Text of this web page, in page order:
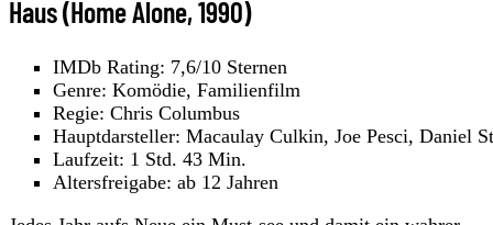
Haus (Home Alone, 1990)
IMDb Rating: 7,6/10 Sternen
Genre: Komödie, Familienfilm
Regie: Chris Columbus
Hauptdarsteller: Macaulay Culkin, Joe Pesci, Daniel
Laufzeit: 1 Std. 43 Min.
Altersfreigabe: ab 12 Jahren